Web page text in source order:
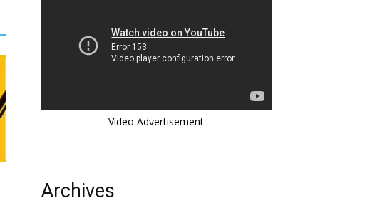
Video Advertisement
Archives